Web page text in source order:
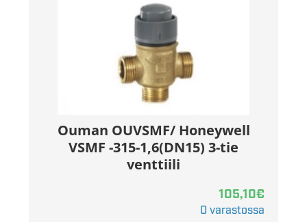
Ouman OUVSMF/ Honeywell
VSMF -315-1,6(DN15) 3-tie
venttiili
105,10€
0 varastossa